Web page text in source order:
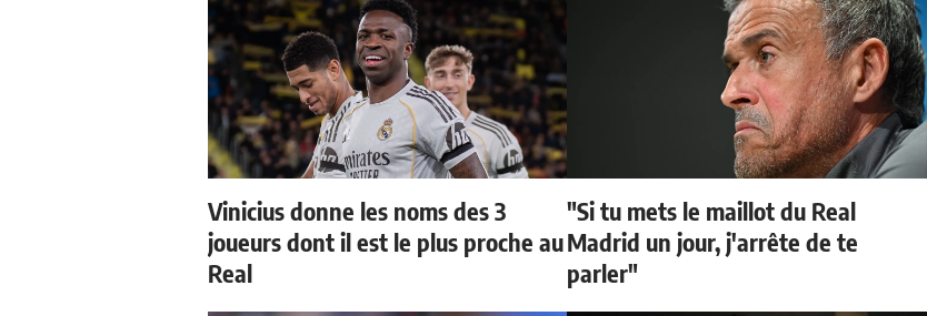
Vinicius donne les noms des 3
joueurs dont il est le plus proche au
Real
"Si tu mets le maillot du Real
Madrid un jour, j'arrête de te
parler"